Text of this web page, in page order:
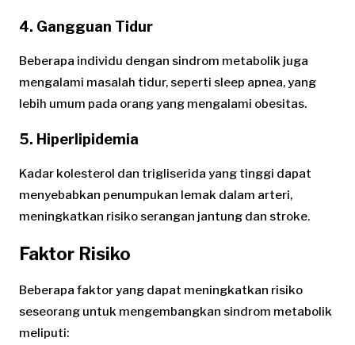
4. Gangguan Tidur
Beberapa individu dengan sindrom metabolik juga
mengalami masalah tidur, seperti sleep apnea, yang
lebih umum pada orang yang mengalami obesitas.
5. Hiperlipidemia
Kadar kolesterol dan trigliserida yang tinggi dapat
menyebabkan penumpukan lemak dalam arteri,
meningkatkan risiko serangan jantung dan stroke.
Faktor Risiko
Beberapa faktor yang dapat meningkatkan risiko
seseorang untuk mengembangkan sindrom metabolik
meliputi: